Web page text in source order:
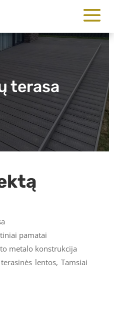
terasa
pamatai
metalo konstrukcija
lentos, Tamsiai